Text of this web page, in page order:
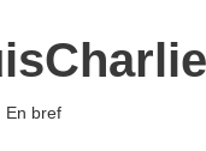
En bref